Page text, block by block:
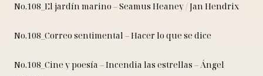
No.108_El jardín marino – Seamus Heaney / Jan Hendrix
No.108_Correo sentimental – Hacer lo que se dice
No.108_Cine y poesía – Incendia las estrellas – Ángel